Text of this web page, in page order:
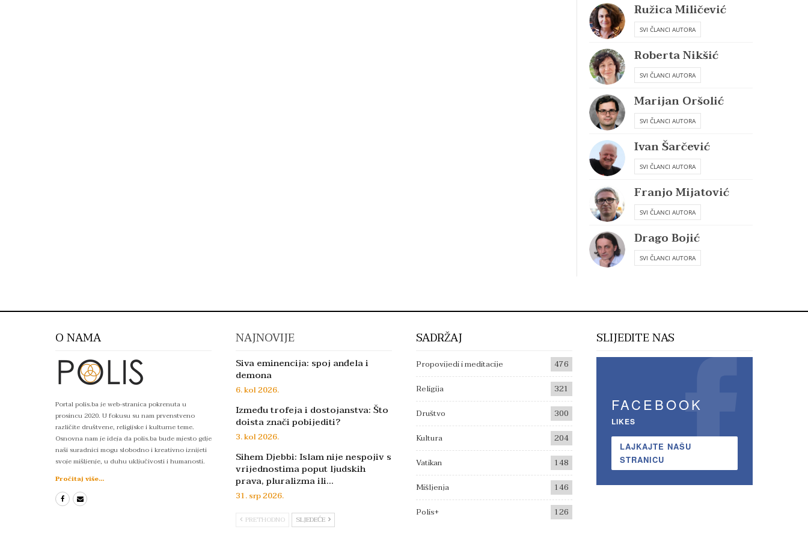
Ružica Miličević
SVI ČLANCI AUTORA
Roberta Nikšić
SVI ČLANCI AUTORA
Marijan Oršolić
SVI ČLANCI AUTORA
Ivan Šarčević
SVI ČLANCI AUTORA
Franjo Mijatović
SVI ČLANCI AUTORA
Drago Bojić
SVI ČLANCI AUTORA
O NAMA
Portal polis.ba je web-stranica pokrenuta u
prosincu 2020. U fokusu su nam prvenstveno
različite društvene, religijske i kulturne teme.
Osnovna nam je ideja da polis.ba bude mjesto gdje
naši suradnici mogu slobodno i kreativno iznijeti
svoje mišljenje, u duhu uključivosti i humanosti.
Pročitaj više...
NAJNOVIJE
Siva eminencija: spoj anđela i
demona
6. kol 2026.
Između trofeja i dostojanstva: Što
doista znači pobijediti?
3. kol 2026.
Sihem Djebbi: Islam nije nespojiv s
vrijednostima poput ljudskih
prava, pluralizma ili…
31. srp 2026.
PRETHODNO SLJEDEĆE
SADRŽAJ
Propovijedi i meditacije
476
Religija
321
Društvo
300
Kultura
204
Vatikan
148
Mišljenja
146
Polis+
126
SLIJEDITE NAS
FACEBOOK
LIKES
LAJKAJTE NAŠU
STRANICU